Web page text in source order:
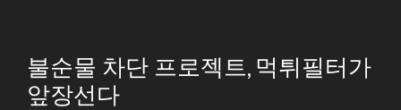
불순물 차단 프로젝트, 먹튀필터가
앞장선다